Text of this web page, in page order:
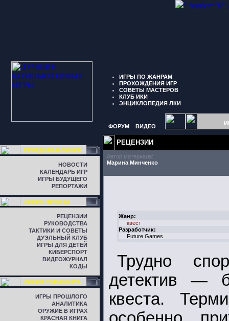
" border="0"
ИГРЫ ПО ЖАНРАМ
ПРОХОЖДЕНИЯ ИГР
СОВЕТЫ МАСТЕРОВ
КЛУБ ИКИ
ЭНЦИКЛОПЕДИЯ ЛКИ
ФОРУМ ВИДЕО
ПЕРЕДОВАЯ ЛИНИЯ
НОВОСТИ
КАЛЕНДАРЬ ИГР
ИГРЫ БУДУЩЕГО
РЕПОРТАЖИ
ЛИНИЯ ФРОНТА
РЕЦЕНЗИИ
РУКОВОДСТВА
ТАКТИКИ И СОВЕТЫ
ДУЭЛЬНЫЙ КЛУБ
ИГРЫ ДЛЯ ДЕТЕЙ
КИБЕРСПОРТ
ВИДЕОЖУРНАЛ
КОДЫ
ЛИНИЯ ГОРИЗОНТА
ИГРЫ ПРОШЛОГО
АНАЛИТИКА
ОРУЖИЕ В ИГРАХ
КРАСНАЯ КНИГА
РЕЦЕНЗИИ
Автор материала:
Марина Минченко
Жанр:
квест
Разработчик:
Future Games
Трудно
детектив —
квеста.